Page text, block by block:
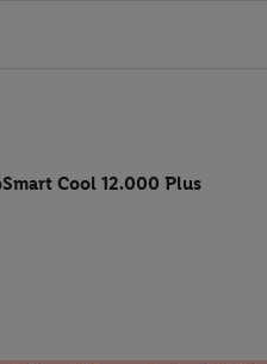
Cool 12.000 Plus